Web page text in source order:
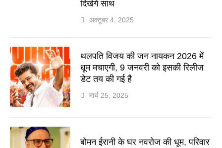
दिखेंगे साथ
अक्टूबर 4, 2025
थलपति विजय की जन नायकन 2026 में
धूम मचाएगी, 9 जनवरी को इसकी रिलीज
डेट तय की गई है
मार्च 25, 2025
बोमन ईरानी के घर नवरोज की धूम, परिवार